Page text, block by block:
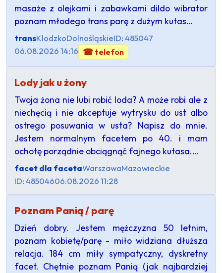
masaże z olejkami i zabawkami dildo wibrator
poznam młodego trans parę z dużym kutas…
transKlodzkoDolnośląskieID: 485047
06.08.2026 14:16 ☎ telefon
Lody jak u żony
Twoja żona nie lubi robić loda? A może robi ale z
niechęcią i nie akceptuje wytrysku do ust albo
ostrego posuwania w usta? Napisz do mnie.
Jestem normalnym facetem po 40. i mam
ochotę porządnie obciągnąć fajnego kutasa.…
facet dla facetaWarszawaMazowieckie
ID: 48504606.08.2026 11:28
Poznam Panią / parę
Dzień dobry. Jestem mężczyzna 50 letnim,
poznam kobietę/parę - miło widziana dłuższa
relacja. 184 cm miły sympatyczny, dyskretny
facet. Chętnie poznam Panią (jak najbardziej